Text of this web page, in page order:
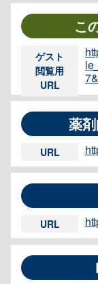
こ
ゲスト
閲覧用
URL
薬
URL
URL